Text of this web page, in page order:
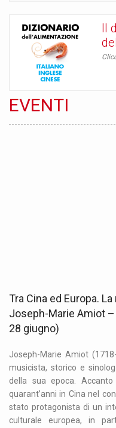
Il
EVENTI
Tra Cina ed Europa.
Joseph-Marie Amiot
28 giugno)
Joseph-Marie Amiot
musicista, storico e
della sua epoca.
quarant’anni in Cina nel
stato protagonista di un
culturale europea, in